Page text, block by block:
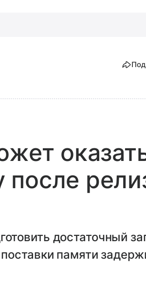
после
достаточный
памяти